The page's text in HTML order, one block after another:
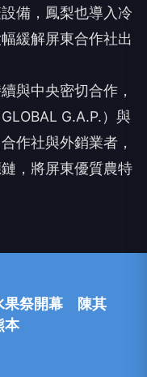
備，鳳梨也導入冷
緩解屏東合作社出
中央密切合作，
G.A.P.）與
作社與外銷業者，
，將屏東優質農特
果祭開幕 陳其
本